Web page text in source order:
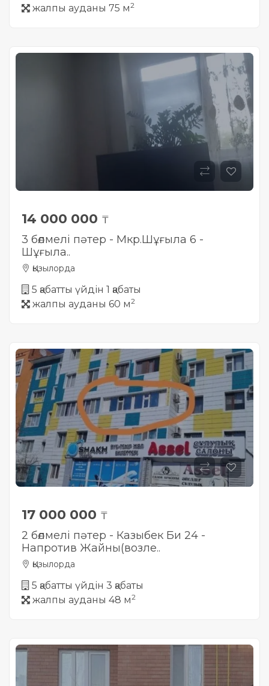
жалпы ауданы 75 м2
14 000 000 ₸
3 бөлмелі пәтер - Мкр.Шұғыла 6 -
Шұғыла..
Қызылорда
5 қабатты үйдін 1 қабаты
жалпы ауданы 60 м2
17 000 000 ₸
2 бөлмелі пәтер - Казыбек Би 24 -
Напротив Жайны(возле..
Қызылорда
5 қабатты үйдін 3 қабаты
жалпы ауданы 48 м2